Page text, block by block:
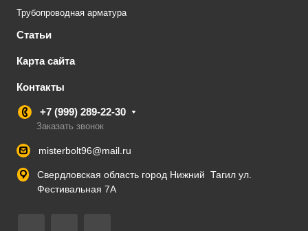
Трубопроводная арматура
Статьи
Карта сайта
Контакты
+7 (999) 289-22-30
Заказать звонок
misterbolt96@mail.ru
Свердловская область город Нижний Тагил ул.
Фестивальная 7А